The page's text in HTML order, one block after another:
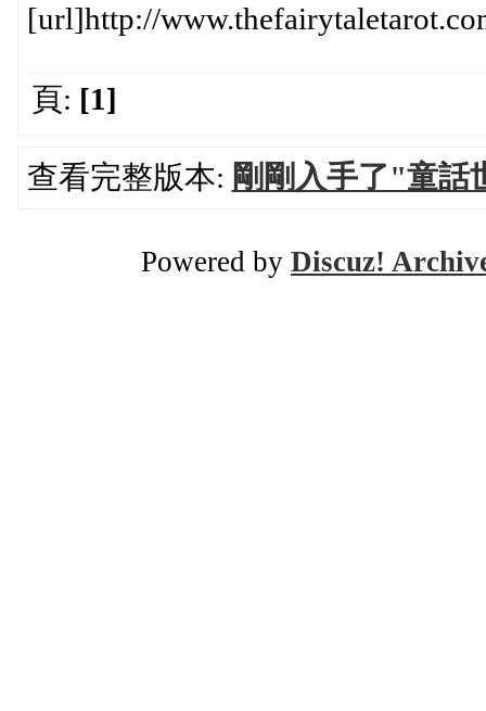
[url]http://
頁: [1]
查看完整版本: 剛剛入手了"童話
Powered by Discuz!